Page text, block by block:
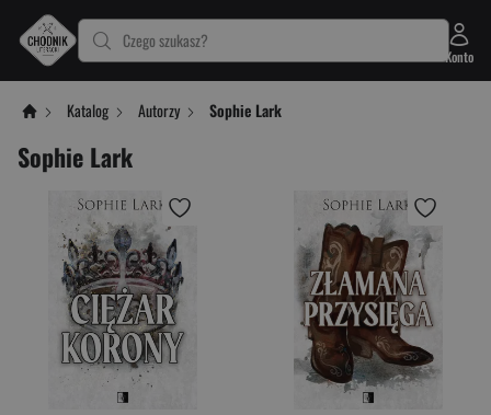
Czego szukasz?
Konto
Katalog Autorzy Sophie Lark
Sophie Lark